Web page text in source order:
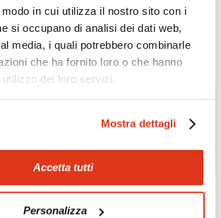
in cui utilizza il nostro sito con i
si occupano di analisi dei dati web,
media, i quali potrebbero combinarle
che ha fornito loro o che hanno
dei loro servizi.
Mostra dettagli
Accetta tutti
Personalizza